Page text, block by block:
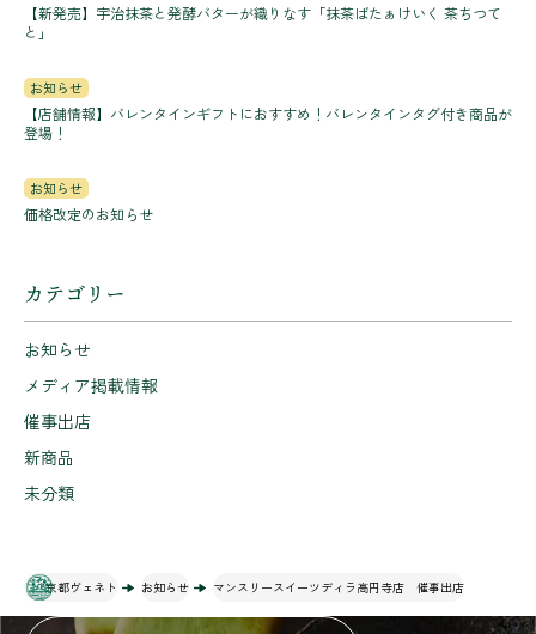
【新発売】宇治抹茶と発酵バターが織りなす「抹茶ばたぁけいく 茶ちつて
と」
お知らせ
【店舗情報】バレンタインギフトにおすすめ！バレンタインタグ付き商品が
登場！
お知らせ
価格改定のお知らせ
カテゴリー
お知らせ
メディア掲載情報
催事出店
新商品
未分類
京都ヴェネト お知らせ マンスリースイーツディラ高円寺店 催事出店